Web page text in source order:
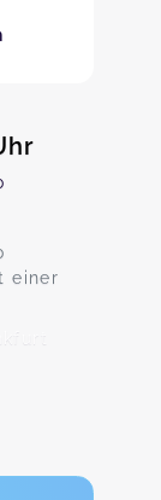
einer